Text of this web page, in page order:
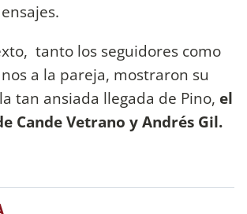
tanto los seguidores como
a la pareja, mostraron su
tan ansiada llegada de Pino, el
Cande Vetrano y Andrés Gil.